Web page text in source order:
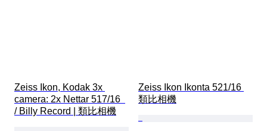
Zeiss Ikon, Kodak 3x
camera: 2x Nettar 517/16
/ Billy Record | 類比相機
Zeiss Ikon Ikonta 521/16
類比相機